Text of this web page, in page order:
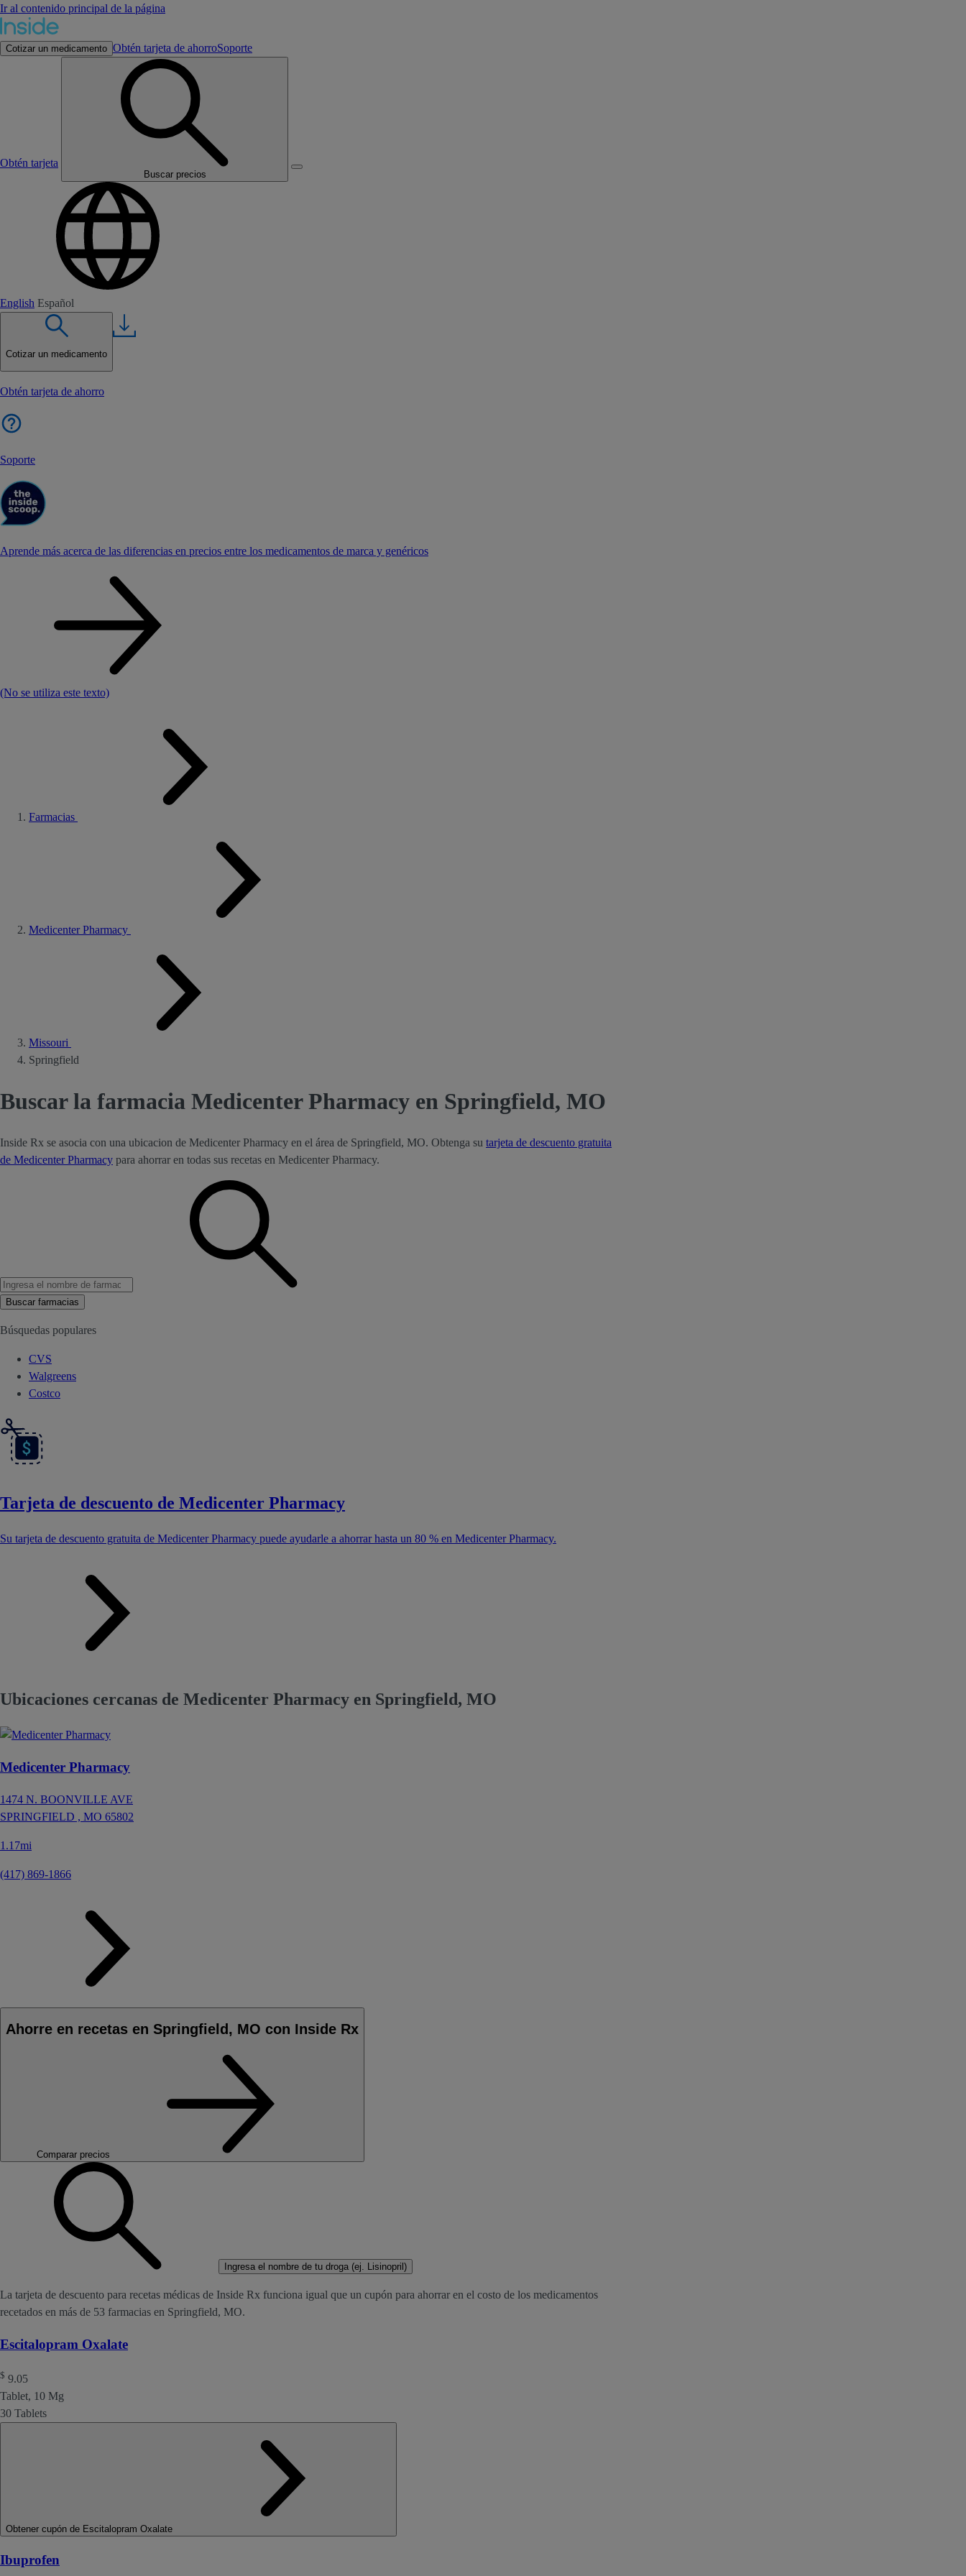
Ir al contenido principal de la página
Cotizar un medicamento Obtén tarjeta de ahorroSoporte
Obtén tarjeta
Buscar precios
English Español
Cotizar un medicamento
Obtén tarjeta de ahorro
Soporte
Aprende más acerca de las diferencias en precios entre los medicamentos de marca y genéricos
(No se utiliza este texto)
Farmacias
Medicenter Pharmacy
Missouri
Springfield
Buscar la farmacia Medicenter Pharmacy en Springfield, MO
Inside Rx se asocia con una ubicacion de Medicenter Pharmacy en el área de Springfield, MO. Obtenga su tarjeta de descuento gratuita
de Medicenter Pharmacy para ahorrar en todas sus recetas en Medicenter Pharmacy.
Buscar farmacias
Búsquedas populares
CVS
Walgreens
Costco
Tarjeta de descuento de Medicenter Pharmacy
Su tarjeta de descuento gratuita de Medicenter Pharmacy puede ayudarle a ahorrar hasta un 80 % en Medicenter Pharmacy.
Ubicaciones cercanas de Medicenter Pharmacy en Springfield, MO
Medicenter Pharmacy
1474 N. BOONVILLE AVE
SPRINGFIELD , MO 65802
1.17mi
(417) 869-1866
Ahorre en recetas en Springfield, MO con Inside Rx
Comparar precios
Ingresa el nombre de tu droga (ej. Lisinopril)
La tarjeta de descuento para recetas médicas de Inside Rx funciona igual que un cupón para ahorrar en el costo de los medicamentos
recetados en más de 53 farmacias en Springfield, MO.
Escitalopram Oxalate
$ 9.05
Tablet, 10 Mg
30 Tablets
Obtener cupón de Escitalopram Oxalate
Ibuprofen